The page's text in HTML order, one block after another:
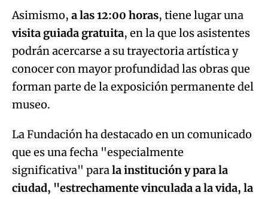
Asimismo, a las 12:00 horas, tiene lugar una
visita guiada gratuita, en la que los asistentes
podrán acercarse a su trayectoria artística y
conocer con mayor profundidad las obras que
forman parte de la exposición permanente del
museo.
La Fundación ha destacado en un comunicado
que es una fecha "especialmente
significativa" parala institución y para la
ciudad, "estrechamente vinculada a la vida, la